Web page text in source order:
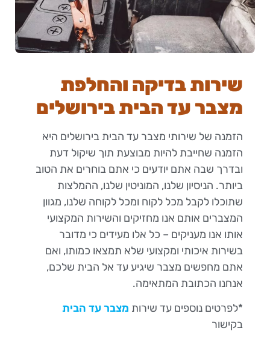
שירות בדיקה והחלפת
מצבר עד הבית בירושלים
הזמנה של שירותי מצבר עד הבית בירושלים היא
הזמנה שחייבת להיות מבוצעת תוך שיקול דעת
ובדרך שבה אתם יודעים כי אתם בוחרים את הטוב
ביותר. הניסיון שלנו, המוניטין שלנו, ההמלצות
שתוכלו לקבל מכל לקוח ומכל לקוחה שלנו, מגוון
המצברים אותם אנו מחזיקים והשירות המקצועי
אותו אנו מעניקים – כל אלו מעידים כי מדובר
בשירות איכותי ומקצועי שלא תמצאו כמותו, ואם
אתם מחפשים מצבר שיגיע עד אל הבית שלכם,
אנחנו הכתובת המתאימה.
*לפרטים נוספים עד שירות מצבר עד הבית
בקישור